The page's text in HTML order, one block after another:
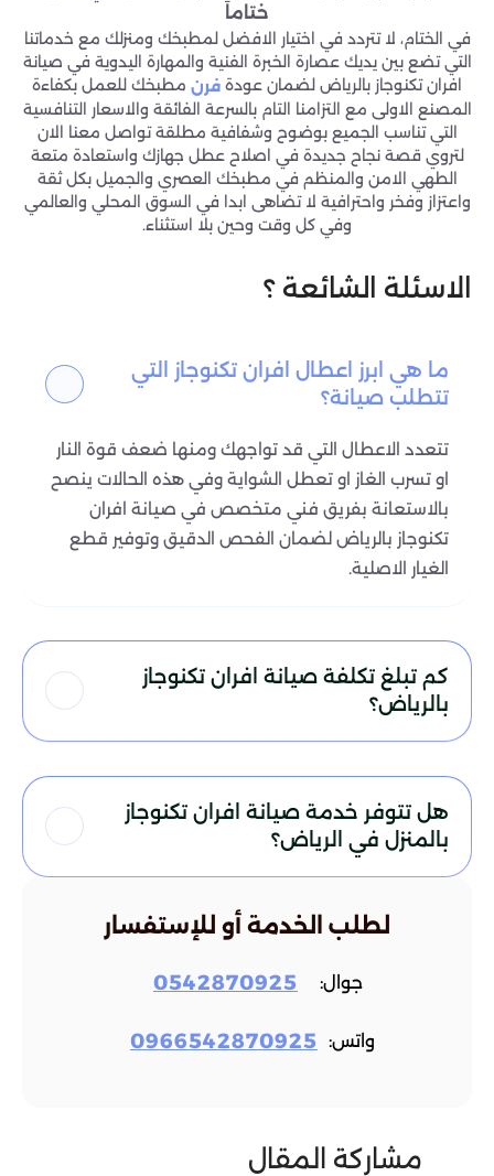
ختاماً
في الختام، لا تتردد في اختيار الافضل لمطبخك ومنزلك مع خدماتنا
التي تضع بين يديك عصارة الخبرة الفنية والمهارة اليدوية في صيانة
افران تكنوجاز بالرياض لضمان عودة فرن مطبخك للعمل بكفاءة
المصنع الاولى مع التزامنا التام بالسرعة الفائقة والاسعار التنافسية
التي تناسب الجميع بوضوح وشفافية مطلقة تواصل معنا الان
لتروي قصة نجاح جديدة في اصلاح عطل جهازك واستعادة متعة
الطهي الامن والمنظم في مطبخك العصري والجميل بكل ثقة
واعتزاز وفخر واحترافية لا تضاهى ابدا في السوق المحلي والعالمي
وفي كل وقت وحين بلا استثناء.
الاسئلة الشائعة ؟
ما هي ابرز اعطال افران تكنوجاز التي
تتطلب صيانة؟
تتعدد الاعطال التي قد تواجهك ومنها ضعف قوة النار
او تسرب الغاز او تعطل الشواية وفي هذه الحالات ينصح
بالاستعانة بفريق فني متخصص في صيانة افران
تكنوجاز بالرياض لضمان الفحص الدقيق وتوفير قطع
الغيار الاصلية.
كم تبلغ تكلفة صيانة افران تكنوجاز
بالرياض؟
هل تتوفر خدمة صيانة افران تكنوجاز
بالمنزل في الرياض؟
لطلب الخدمة أو للإستفسار
جوال: 0542870925
واتس: 0966542870925
مشاركة المقال